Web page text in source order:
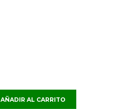
AÑADIR AL CARRITO